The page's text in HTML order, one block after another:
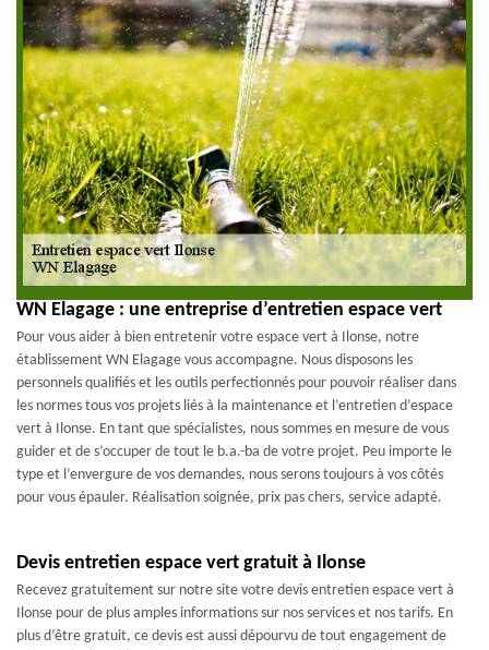
WN Elagage : une entreprise d’entretien espace vert
Pour vous aider à bien entretenir votre espace vert à Ilonse, notre
établissement WN Elagage vous accompagne. Nous disposons les
personnels qualifiés et les outils perfectionnés pour pouvoir réaliser dans
les normes tous vos projets liés à la maintenance et l’entretien d’espace
vert à Ilonse. En tant que spécialistes, nous sommes en mesure de vous
guider et de s’occuper de tout le b.a.-ba de votre projet. Peu importe le
type et l’envergure de vos demandes, nous serons toujours à vos côtés
pour vous épauler. Réalisation soignée, prix pas chers, service adapté.
Devis entretien espace vert gratuit à Ilonse
Recevez gratuitement sur notre site votre devis entretien espace vert à
Ilonse pour de plus amples informations sur nos services et nos tarifs. En
plus d’être gratuit, ce devis est aussi dépourvu de tout engagement de